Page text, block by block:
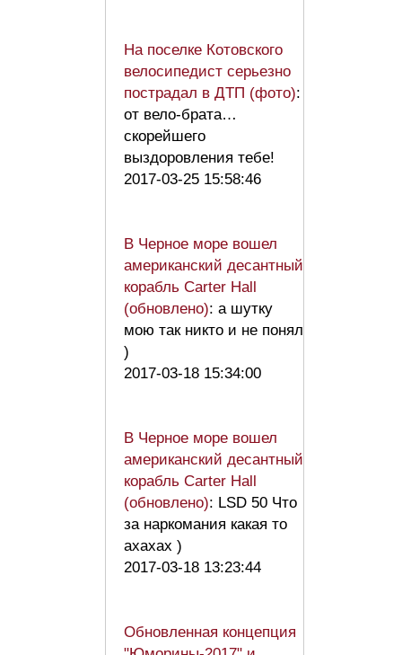
На поселке Котовского
велосипедист серьезно
пострадал в ДТП (фото):
от вело-брата…
скорейшего
выздоровления тебе!
2017-03-25 15:58:46
В Черное море вошел
американский десантный
корабль Carter Hall
(обновлено): а шутку
мою так никто и не понял
)
2017-03-18 15:34:00
В Черное море вошел
американский десантный
корабль Carter Hall
(обновлено): LSD 50 Что
за наркомания какая то
ахахах )
2017-03-18 13:23:44
Обновленная концепция